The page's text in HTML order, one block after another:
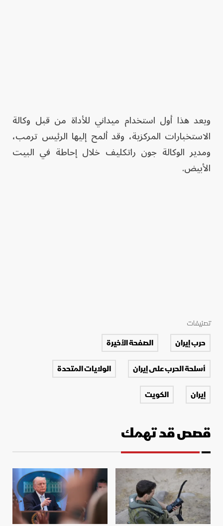
ويعد هذا أول استخدام ميداني للأداة من قبل وكالة
الاستخبارات المركزية، وقد ألمح إليها الرئيس ترمب،
ومدير الوكالة جون راتكليف خلال إحاطة في البيت
الأبيض.
تصنيفات
حرب إيران
الصفحة الأخيرة
أسلحة الحرب على إيران
الولايات المتحدة
إيران
الكويت
قصص قد تهمك